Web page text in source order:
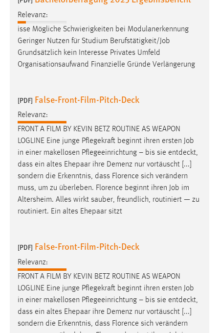
Relevanz:
isse Mögliche Schwierigkeiten bei Modulanerkennung
Geringer Nutzen für Studium Berufstätigkeit/Job
Grundsätzlich kein Interesse Privates Umfeld
Organisationsaufwand Finanzielle Gründe Verlängerung
[PDF] False-Front-Film-Pitch-Deck
Relevanz:
FRONT A FILM BY KEVIN BETZ ROUTINE AS WEAPON
LOGLINE Eine junge Pflegekraft beginnt ihren ersten Job
in einer makellosen Pflegeeinrichtung – bis sie entdeckt,
dass ein altes Ehepaar ihre Demenz nur vortäuscht [...]
sondern die Erkenntnis, dass Florence sich verändern
muss, um zu überleben. Florence beginnt ihren Job im
Altersheim. Alles wirkt sauber, freundlich, routiniert — zu
routiniert. Ein altes Ehepaar sitzt
[PDF] False-Front-Film-Pitch-Deck
Relevanz:
FRONT A FILM BY KEVIN BETZ ROUTINE AS WEAPON
LOGLINE Eine junge Pflegekraft beginnt ihren ersten Job
in einer makellosen Pflegeeinrichtung – bis sie entdeckt,
dass ein altes Ehepaar ihre Demenz nur vortäuscht [...]
sondern die Erkenntnis, dass Florence sich verändern
hinweg verfolgen.
Google Ads
Name:
_gcl_au
Google Ireland Limited
Zweck:
Conversion-Tracking
Cookie Laufzeit:
3 Monate
Facebook Pixel
Name:
_fbp
Zweck:
Conversion-Tracking
Cookie Laufzeit:
3 Monate